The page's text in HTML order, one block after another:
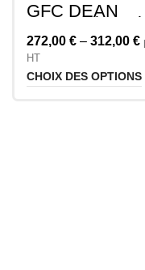
GFC DEAN
Accoudoir Droit
Avec Stockage
272,00 € – 312,00 €
HT
CHOIX DES OPTIONS